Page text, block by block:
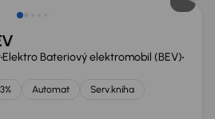
Elektro Bateriový elektromobil (BEV)
Automat
Serv.kniha